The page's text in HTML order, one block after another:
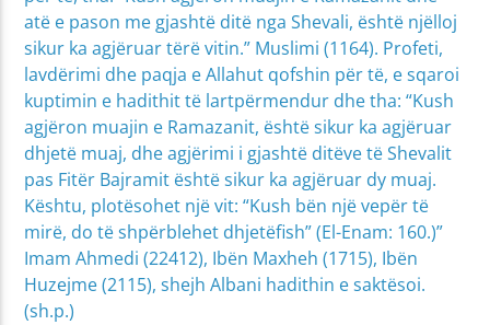
atë e pason me gjashtë ditë nga Shevali, është njëlloj
sikur ka agjëruar tërë vitin.” Muslimi (1164). Profeti,
lavdërimi dhe paqja e Allahut qofshin për të, e sqaroi
kuptimin e hadithit të lartpërmendur dhe tha: “Kush
agjëron muajin e Ramazanit, është sikur ka agjëruar
dhjetë muaj, dhe agjërimi i gjashtë ditëve të Shevalit
pas Fitër Bajramit është sikur ka agjëruar dy muaj.
Kështu, plotësohet një vit: “Kush bën një vepër të
mirë, do të shpërblehet dhjetëfish” (El-Enam: 160.)”
Imam Ahmedi (22412), Ibën Maxheh (1715), Ibën
Huzejme (2115), shejh Albani hadithin e saktësoi.
(sh.p.)